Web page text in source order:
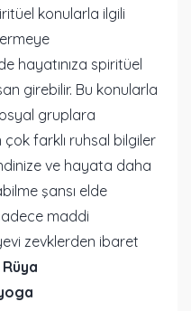
konularla ilgili
hayatınıza spiritüel
girebilir. Bu konularla
gruplara
çok farklı ruhsal bilgiler
ve hayata daha
şansı elde
maddi
zevklerden ibaret
Rüya